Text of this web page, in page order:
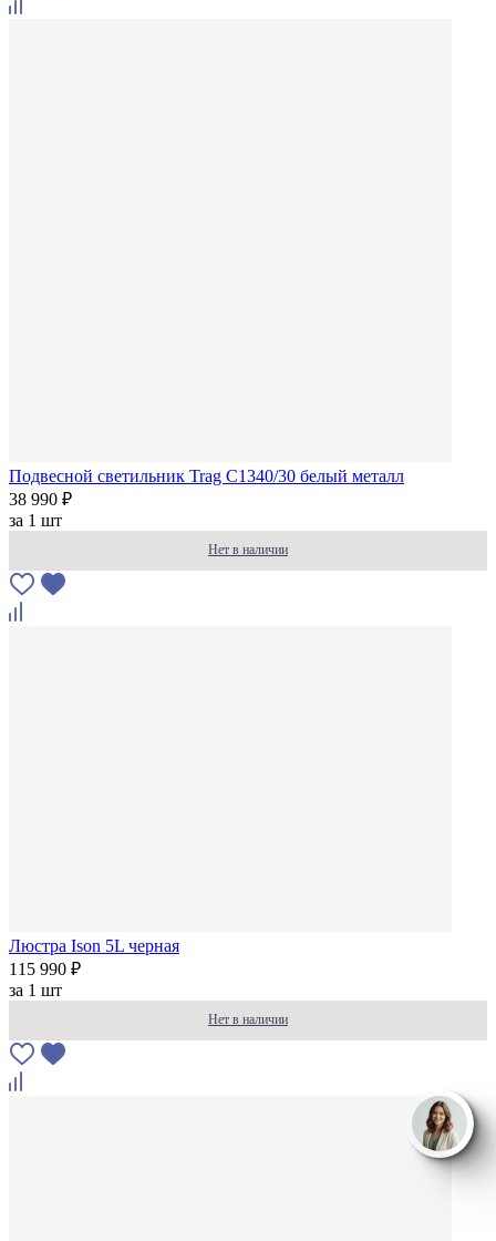
Подвесной светильник Trag C1340/30 белый металл
38 990 ₽
за 1 шт
Нет в наличии
Люстра Ison 5L черная
115 990 ₽
за 1 шт
Нет в наличии